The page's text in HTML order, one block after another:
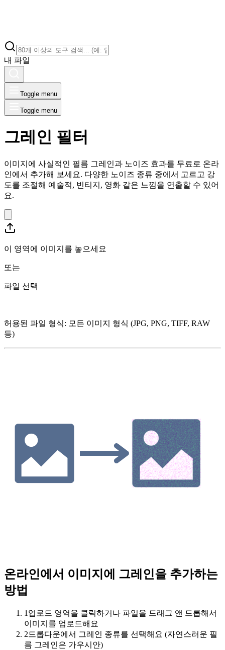
내 파일
Toggle menu
Toggle menu
그레인 필터
이미지에 사실적인 필름 그레인과 노이즈 효과를 무료로 온라
인에서 추가해 보세요. 다양한 노이즈 종류 중에서 고르고 강
도를 조절해 예술적, 빈티지, 영화 같은 느낌을 연출할 수 있어
요.
이 영역에 이미지를 놓으세요
또는
파일 선택
허용된 파일 형식: 모든 이미지 형식 (JPG, PNG, TIFF, RAW
등)
온라인에서 이미지에 그레인을 추가하는
방법
1 업로드 영역을 클릭하거나 파일을 드래그 앤 드롭해서
이미지를 업로드해요
2드롭다운에서 그레인 종류를 선택해요 (자연스러운 필
름 그레인은 가우시안)